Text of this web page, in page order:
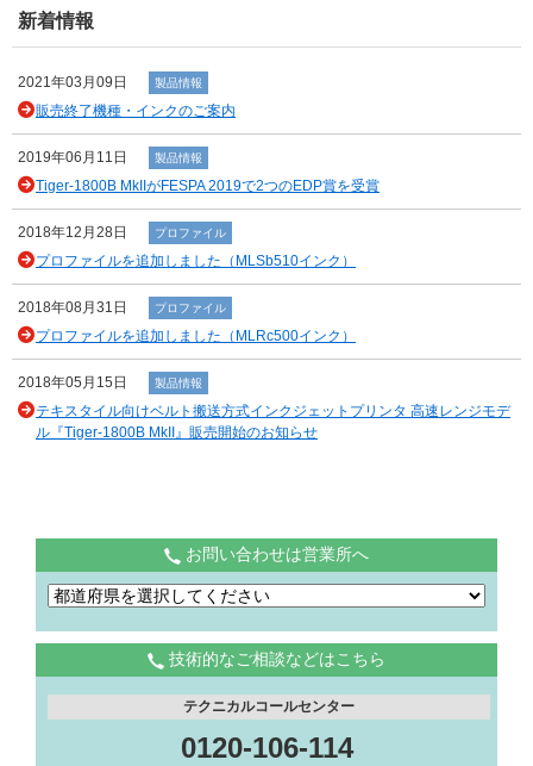
新着情報
2021年03月09日 製品情報
販売終了機種・インクのご案内
2019年06月11日 製品情報
Tiger-1800B MkIIがFESPA 2019で2つのEDP賞を受賞
2018年12月28日 プロファイル
プロファイルを追加しました（MLSb510インク）
2018年08月31日 プロファイル
プロファイルを追加しました（MLRc500インク）
2018年05月15日 製品情報
テキスタイル向けベルト搬送方式インクジェットプリンタ 高速レンジモデ
ル『Tiger-1800B MkII』販売開始のお知らせ
お問い合わせは営業所へ
技術的なご相談などはこちら
テクニカルコールセンター
0120-106-114